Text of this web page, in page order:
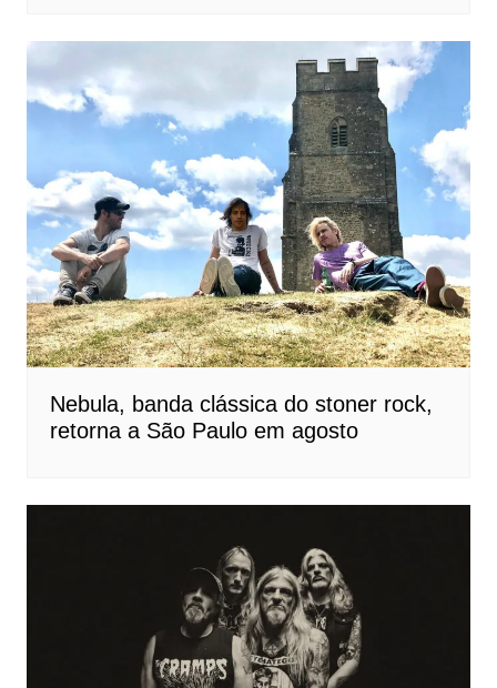
Nebula, banda clássica do stoner rock,
retorna a São Paulo em agosto